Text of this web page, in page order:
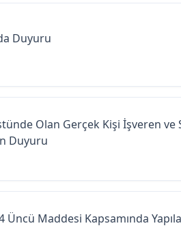
Duyuru
Olan Gerçek Kişi İşveren
Duyuru
Üncü Maddesi Kapsamında